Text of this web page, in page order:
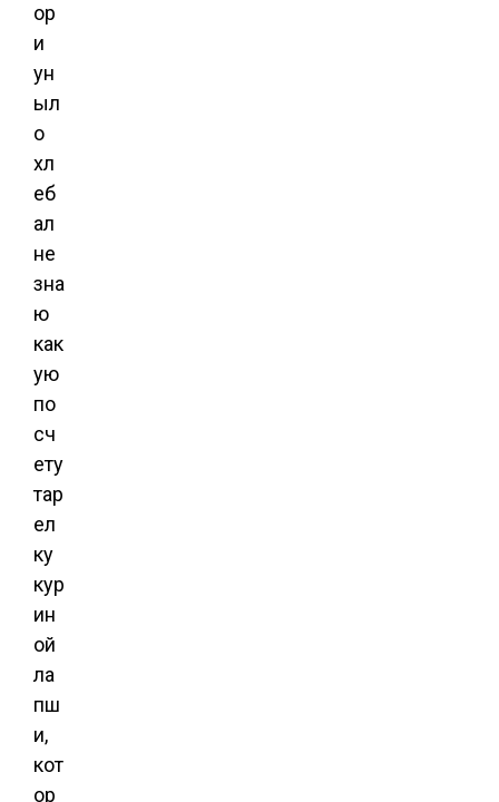
ор
и
ун
ыл
о
хл
еб
ал
не
зна
ю
как
ую
по
сч
ету
тар
ел
ку
кур
ин
ой
ла
пш
и,
кот
ор